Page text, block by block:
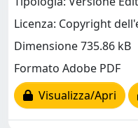
Licenza: Copyright
Dimensione 735.86 kB
Formato Adobe PDF
Visualizza/Apri